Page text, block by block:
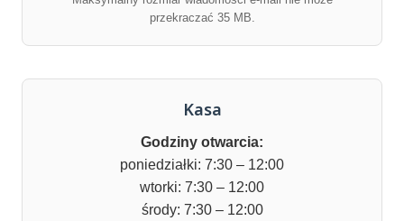
przekraczać 35 MB.
Kasa
Godziny otwarcia:
poniedziałki: 7:30 – 12:00
wtorki: 7:30 – 12:00
środy: 7:30 – 12:00